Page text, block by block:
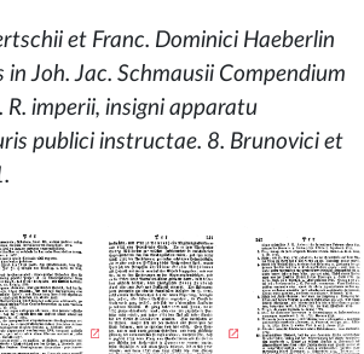
et Franc. Dominici Haeberlin
Joh. Jac. Schmausii Compendium
R. imperii, insigni apparatu
publici instructae. 8. Brunovici et